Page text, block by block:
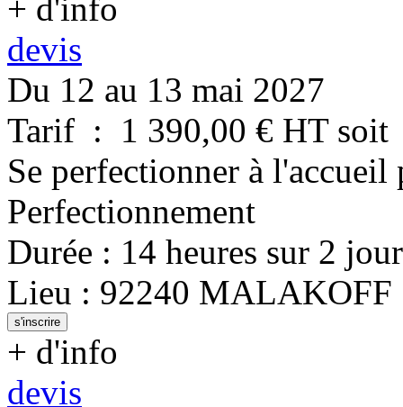
+ d'info
devis
Du 12 au 13 mai 2027
Tarif : 1 390,00 € HT soit
Se perfectionner à
Perfectionnement
Durée : 14 heures sur 2
Lieu : 92240 MALAKOFF
s'inscrire
+ d'info
devis